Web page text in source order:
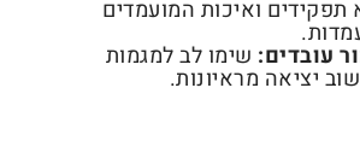
ואיכות המועמדים
עובדים: שימו לב למגמות
יציאה מראיונות.